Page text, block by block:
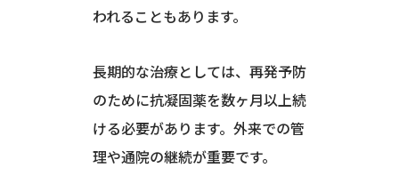
われることもあります。
長期的な治療としては、再発予防
のために抗凝固薬を数ヶ月以上続
ける必要があります。外来での管
理や通院の継続が重要です。